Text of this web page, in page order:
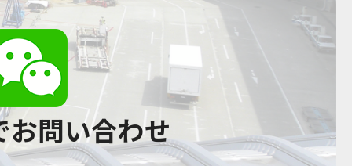
問い合わせ